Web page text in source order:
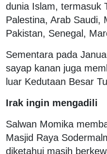
dunia Islam, termasuk
Palestina, Arab Saudi,
Pakistan, Senegal,
Sementara pada
sayap kanan juga
luar Kedutaan Besar
Irak ingin mengadili
Salwan Momika
Masjid Raya
diketahui masih